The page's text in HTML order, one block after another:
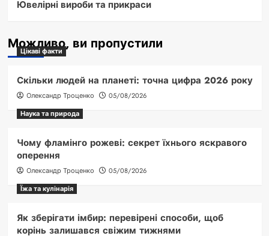
Ювелірні вироби та прикраси
Можливо, ви пропустили
Цікаві факти
Скільки людей на планеті: точна цифра 2026 року
Олександр Троценко
05/08/2026
Наука та природа
Чому фламінго рожеві: секрет їхнього яскравого
оперення
Олександр Троценко
05/08/2026
Їжа та кулінарія
Як зберігати імбир: перевірені способи, щоб
корінь залишався свіжим тижнями